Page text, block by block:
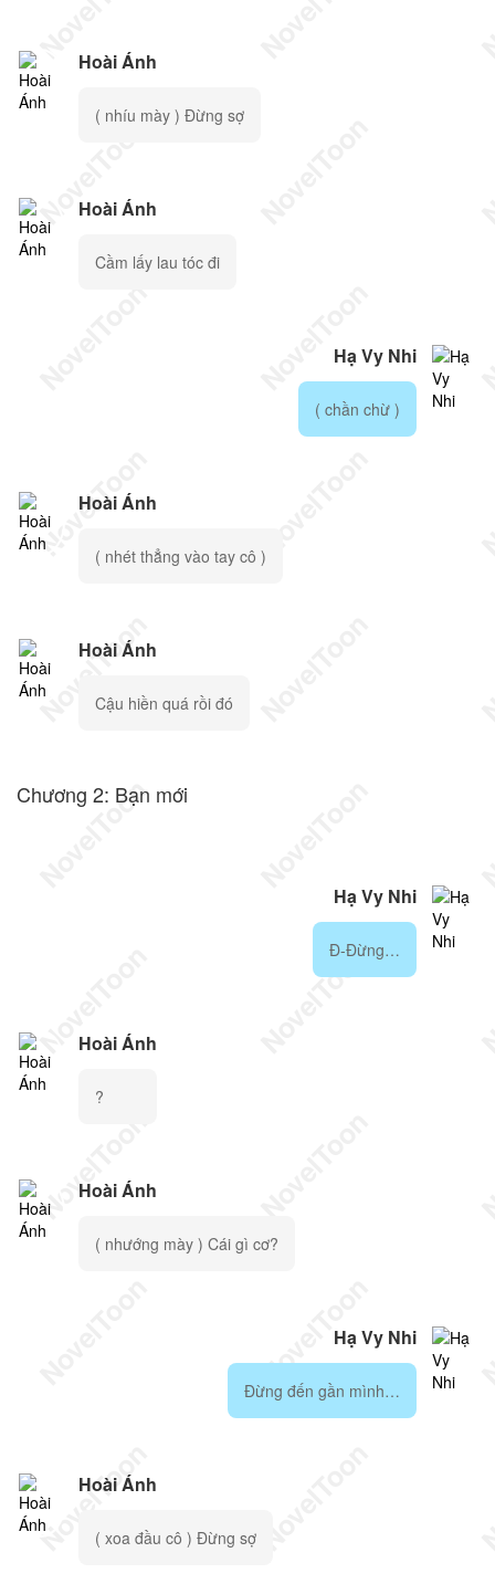
Hoài Ánh
( nhíu mày ) Đừng sợ
Hoài Ánh
Cầm lấy lau tóc đi
Hạ Vy Nhi
( chần chừ )
Hoài Ánh
( nhét thẳng vào tay cô )
Hoài Ánh
Cậu hiền quá rồi đó
Chương 2: Bạn mới
Hạ Vy Nhi
Đ-Đừng…
Hoài Ánh
?
Hoài Ánh
( nhướng mày ) Cái gì cơ?
Hạ Vy Nhi
Đừng đến gần mình…
Hoài Ánh
( xoa đầu cô ) Đừng sợ